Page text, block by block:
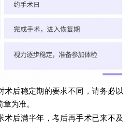
术后稳定期的要求不同，请务必以
为准。
术后满半年，考后再手术已来不及